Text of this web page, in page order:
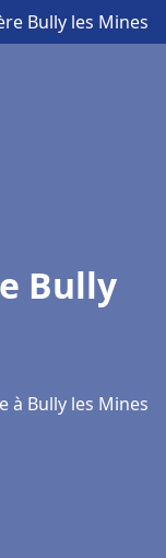
Bully les Mines
Bully
Bully les Mines